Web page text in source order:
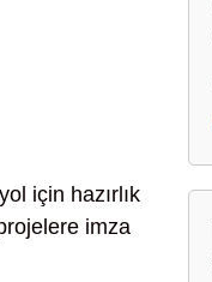
için hazırlık
imza